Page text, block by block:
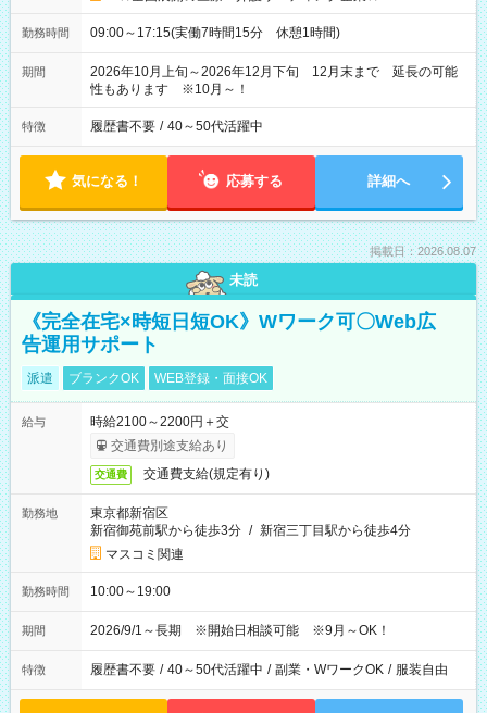
勤務時間 09:00～17:15(実働7時間15分 休憩1時間)
期間
2026年10月上旬～2026年12月下旬 12月末まで 延長の可能
性もあります ※10月～！
特徴 履歴書不要 / 40～50代活躍中
気になる！ 応募する 詳細へ
掲載日：2026.08.07
未読
《完全在宅×時短日短OK》Wワーク可〇Web広
告運用サポート
派遣 ブランクOK WEB登録・面接OK
給与
時給2100～2200円＋交
交通費別途支給あり
交通費 交通費支給(規定有り)
勤務地
東京都新宿区
新宿御苑前駅から徒歩3分 / 新宿三丁目駅から徒歩4分
マスコミ関連
勤務時間 10:00～19:00
期間 2026/9/1～長期 ※開始日相談可能 ※9月～OK！
特徴 履歴書不要 / 40～50代活躍中 / 副業・WワークOK / 服装自由